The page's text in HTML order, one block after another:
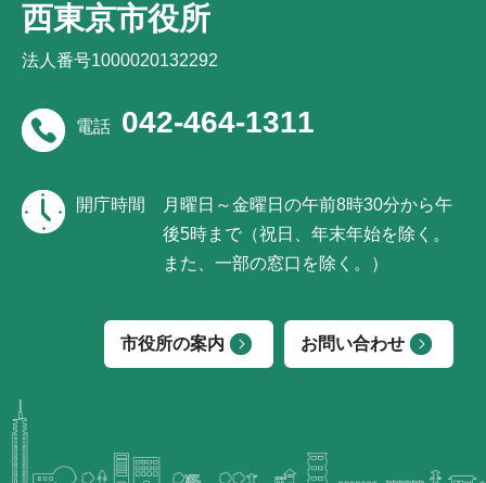
西東京市役所
法人番号1000020132292
電話 042-464-1311
開庁時間
月曜日～金曜日の午前8時30分から午
後5時まで（祝日、年末年始を除く。
また、一部の窓口を除く。）
市役所の案内 お問い合わせ